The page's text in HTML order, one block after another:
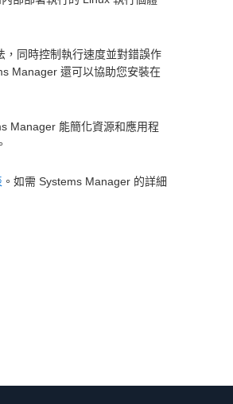
同時控制執行速度並對錯誤作
Manager 還可以協助您安裝在
Manager 能簡化資源和應用程
。如需 Systems Manager 的詳細